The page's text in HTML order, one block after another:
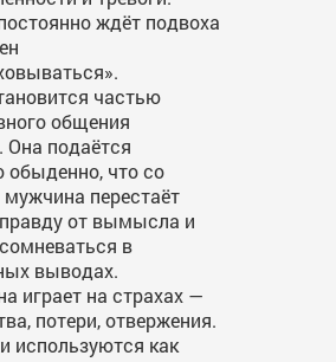
ждёт подвоха
частью
общения
подаётся
обыденно, что со
перестаёт
от вымысла и
в
выводах.
играет на страхах —
потери, отвержения.
используются как